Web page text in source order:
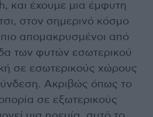
και έχουμε μια έμφυτη
στον σημερινό κόσμο
απομακρυσμένοι από
των φυτών εσωτερικού
σε εσωτερικούς χώρους
Ακριβώς όπως το
σε εξωτερικούς